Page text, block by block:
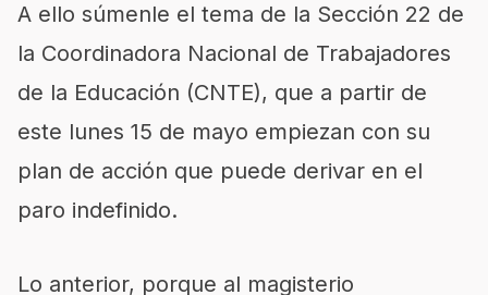
A ello súmenle el tema de la Sección 22 de
la Coordinadora Nacional de Trabajadores
de la Educación (CNTE), que a partir de
este lunes 15 de mayo empiezan con su
plan de acción que puede derivar en el
paro indefinido.
Lo anterior, porque al magisterio